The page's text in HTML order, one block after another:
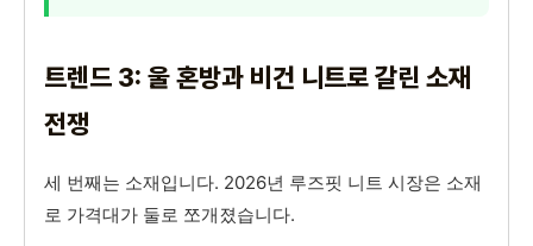
트렌드 3: 울 혼방과 비건 니트로 갈린 소재
전쟁
세 번째는 소재입니다. 2026년 루즈핏 니트 시장은 소재
로 가격대가 둘로 쪼개졌습니다.